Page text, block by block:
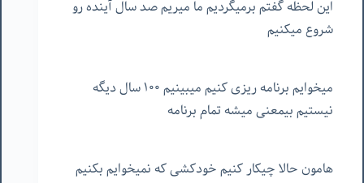
این لحظه گفتم برمیگردیم ما میریم صد سال آینده رو
شروع میکنیم
میخوایم برنامه ریزی کنیم میبینیم ۱۰۰ سال دیگه
نیستیم بیمعنی میشه تمام برنامه
هامون حالا چیکار کنیم خودکشی که نمیخوایم بکنیم